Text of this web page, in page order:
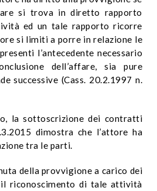
si trova in diretto rapporto
ed un tale rapporto ricorre
si limiti a porre in relazione le
l’antecedente necessario
dell’affare, sia pure
successive (Cass. 20.2.1997 n.
la sottoscrizione dei contratti
dimostra che l’attore ha
tra le parti.
della provvigione a carico dei
riconoscimento di tale attività